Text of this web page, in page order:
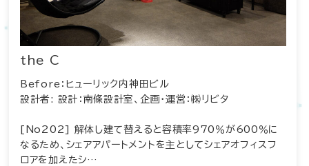
the C
Before：ヒューリック内神田ビル
設計者: 設計：南條設計室、企画・運営：㈱リビタ
[No202] 解体し建て替えると容積率970％が600％に
なるため、シェアアパートメントを主としてシェアオフィスフ
ロアを加えたシ…